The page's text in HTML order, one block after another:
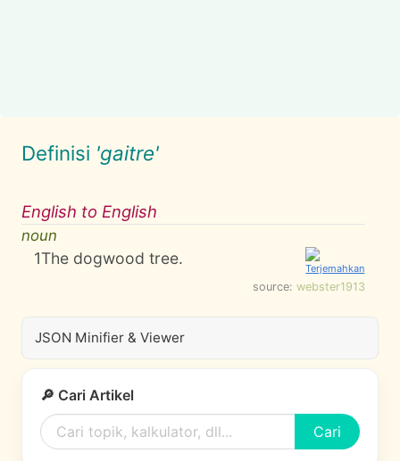
Definisi 'gaitre'
English to English
noun
1The dogwood tree.
source: webster1913
JSON Minifier & Viewer
🔎 Cari Artikel
Cari